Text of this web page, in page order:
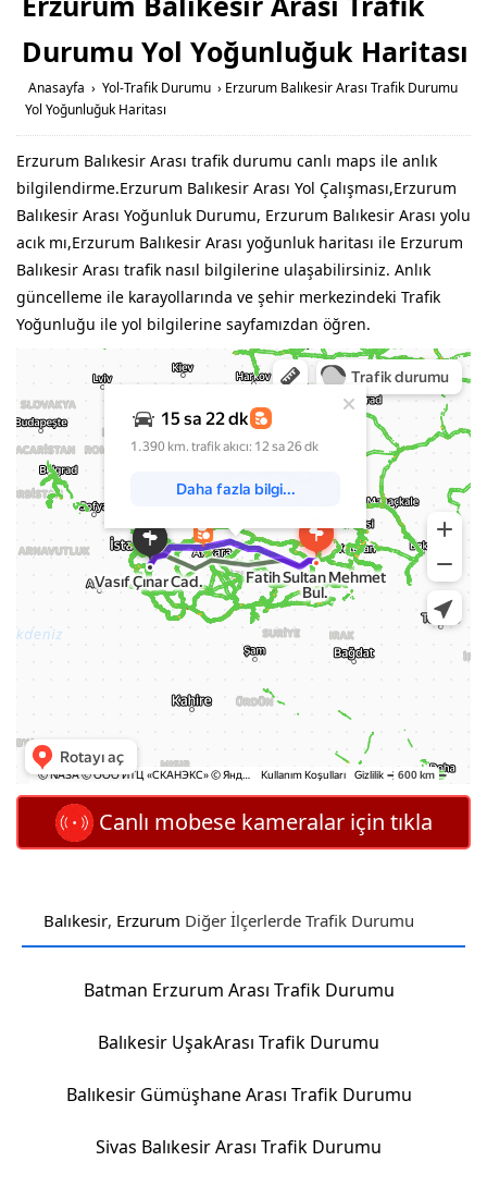
Durumu Yol Yoğunluğuk Haritası
Anasayfa › Yol-Trafik Durumu › Erzurum Balıkesir Arası Trafik Durumu
Yol Yoğunluğuk Haritası
Erzurum Balıkesir Arası trafik durumu canlı maps ile anlık
bilgilendirme.Erzurum Balıkesir Arası Yol Çalışması,Erzurum
Balıkesir Arası Yoğunluk Durumu, Erzurum Balıkesir Arası yolu
acık mı,Erzurum Balıkesir Arası yoğunluk haritası ile Erzurum
Balıkesir Arası trafik nasıl bilgilerine ulaşabilirsiniz. Anlık
güncelleme ile karayollarında ve şehir merkezindeki Trafik
Yoğunluğu ile yol bilgilerine sayfamızdan öğren.
Canlı mobese kameralar için tıkla
Balıkesir, Erzurum Diğer İlçerlerde Trafik Durumu
Batman Erzurum Arası Trafik Durumu
Balıkesir UşakArası Trafik Durumu
Balıkesir Gümüşhane Arası Trafik Durumu
Sivas Balıkesir Arası Trafik Durumu